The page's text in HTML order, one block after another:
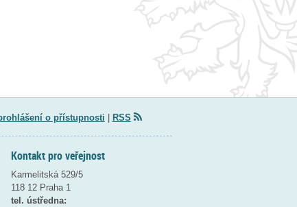
o přístupnosti RSS
Kontakt pro veřejnost
Karmelitská 529/5
118 12 Praha 1
tel. ústředna: